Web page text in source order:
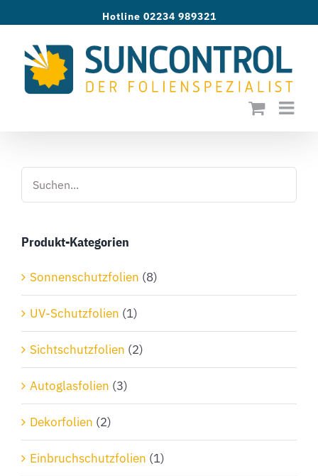
springen
Hotline 02234 989321
Produkt-Kategorien
Sonnenschutzfolien (8)
UV-Schutzfolien (1)
Sichtschutzfolien (2)
Autoglasfolien (3)
Dekorfolien (2)
Einbruchschutzfolien (1)